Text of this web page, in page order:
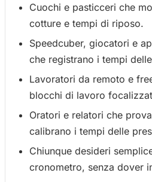
Cuochi e pasticceri che
cotture e tempi di riposo.
Speedcuber, giocatori e
che registrano i tempi
Lavoratori da remoto e
blocchi di lavoro
Oratori e relatori che
calibrano i tempi delle
Chiunque desideri
cronometro, senza dover